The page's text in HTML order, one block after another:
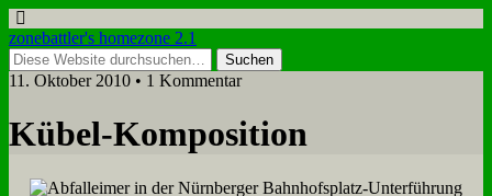
zonebattler's homezone 2.1
11. Oktober 2010 • 1 Kommentar
Kü­bel-Kom­po­si­ti­on